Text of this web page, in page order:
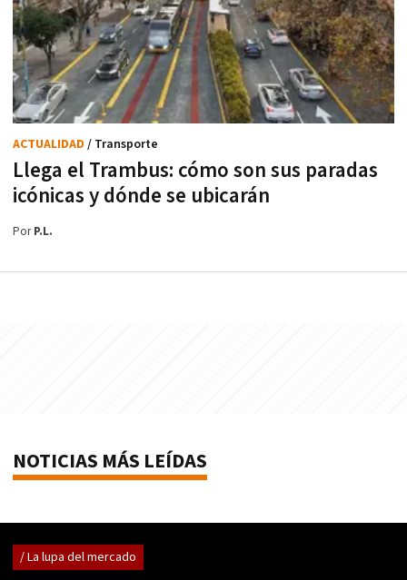
Llega el Trambus: cómo son sus paradas
icónicas y dónde se ubicarán
ACTUALIDAD / Transporte
PorP.L.
NOTICIAS MÁS LEÍDAS
/ La lupa del mercado